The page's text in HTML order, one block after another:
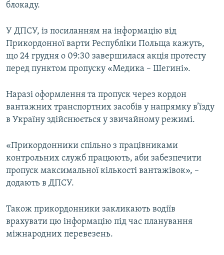
блокаду.
У ДПСУ, із посиланням на інформацію від
Прикордонної варти Республіки Польща кажуть,
що 24 грудня о 09:30 завершилася акція протесту
перед пунктом пропуску «Медика – Шегині».
Наразі оформлення та пропуск через кордон
вантажних транспортних засобів у напрямку в’їзду
в Україну здійснюється у звичайному режимі.
«Прикордонники спільно з працівниками
контрольних служб працюють, аби забезпечити
пропуск максимальної кількості вантажівок», –
додають в ДПСУ.
Також прикордонники закликають водіїв
врахувати цю інформацію під час планування
міжнародних перевезень.